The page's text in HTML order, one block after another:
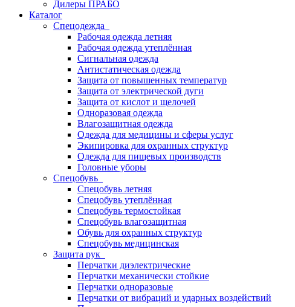
Дилеры ПРАБО
Каталог
Спецодежда
Рабочая одежда летняя
Рабочая одежда утеплённая
Сигнальная одежда
Антистатическая одежда
Защита от повышенных температур
Защита от электрической дуги
Защита от кислот и щелочей
Одноразовая одежда
Влагозащитная одежда
Одежда для медицины и сферы услуг
Экипировка для охранных структур
Одежда для пищевых производств
Головные уборы
Спецобувь
Спецобувь летняя
Спецобувь утеплённая
Спецобувь термостойкая
Спецобувь влагозащитная
Обувь для охранных структур
Спецобувь медицинская
Защита рук
Перчатки диэлектрические
Перчатки механически стойкие
Перчатки одноразовые
Перчатки от вибраций и ударных воздействий